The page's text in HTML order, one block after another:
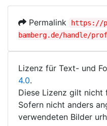
Permalink
https://
bamberg.de/handle/
Lizenz für Text- und
4.0.
Diese Lizenz gilt nicht
Sofern nicht anders
verwendeten Bilder